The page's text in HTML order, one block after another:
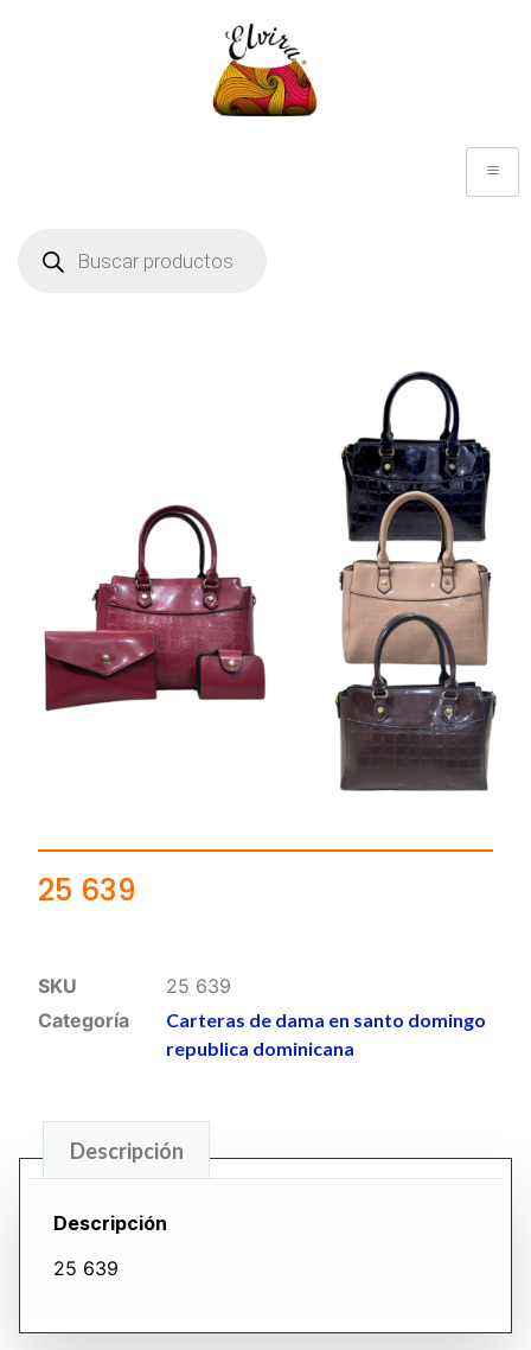
25 639
SKU
25 639
Categoría
Carteras de dama en santo domingo
republica dominicana
Descripción
Descripción
25 639